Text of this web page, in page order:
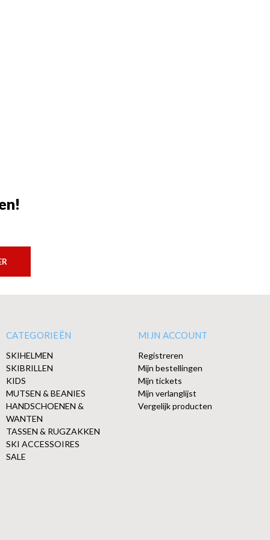
CATEGORIEËN
SKIHELMEN
SKIBRILLEN
KIDS
MUTSEN & BEANIES
HANDSCHOENEN &
WANTEN
TASSEN & RUGZAKKEN
SKI ACCESSOIRES
SALE
MIJN ACCOUNT
Registreren
Mijn bestellingen
Mijn tickets
Mijn verlanglijst
Vergelijk producten